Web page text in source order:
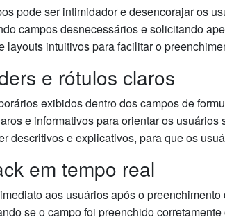
pode ser intimidador e desencorajar os
campos desnecessários e solicitando
layouts intuitivos para facilitar o
e rótulos claros
exibidos dentro dos campos de
e informativos para orientar os
descritivos e explicativos, para que os
em tempo real
aos usuários após o
se o campo foi preenchido